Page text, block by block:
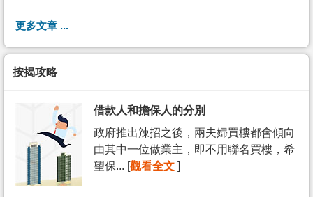
更多文章 ...
按揭攻略
借款人和擔保人的分別
政府推出辣招之後，兩夫婦買樓都會傾向
由其中一位做業主，即不用聯名買樓，希
望保... [觀看全文 ]